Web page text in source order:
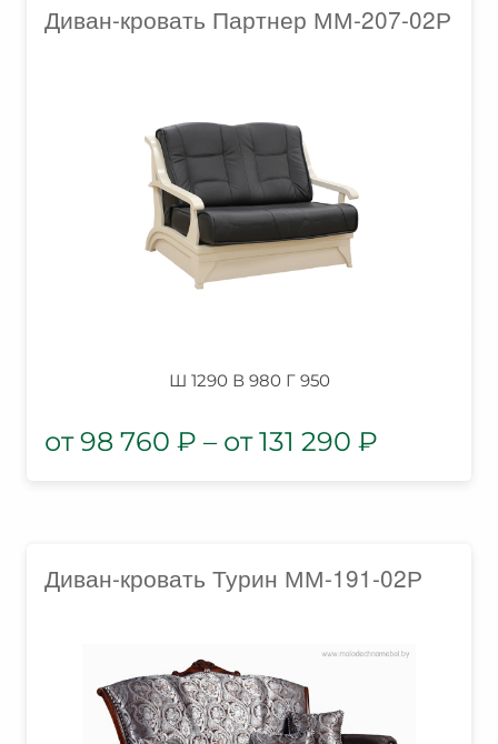
Диван-кровать Партнер ММ-207-02Р
Ш 1290 В 980 Г 950
98 760 ₽ – 131 290 ₽
Диван-кровать Турин ММ-191-02Р